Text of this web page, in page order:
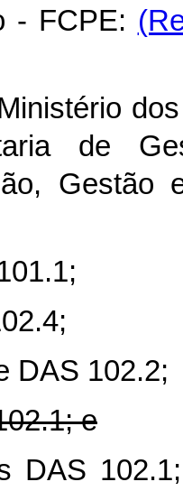
- FCPE:
de
DAS 102.2;
e
DAS